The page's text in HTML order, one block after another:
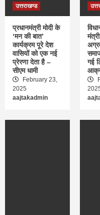
1
सिडनी टेस्ट में
पारी में 181 रनों
2
इजरायल ने हमले
बनाया निशाना
उत्तराखण्ड
प्रधानमंत्री मोदी के
‘मन की बात’
कार्यक्रम पूरे देश
वासियों को एक नई
प्रेरणा देता है –
सीएम धामी
February 23,
2025
aajtakadmin
गई